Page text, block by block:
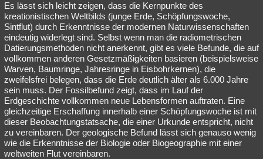
Es lässt sich leicht zeigen, dass die Kernpunkte des
kreationistischen Weltbilds (junge Erde, Schöpfungswoche,
Sintflut) durch Erkenntnisse der modernen Naturwissenschaften
eindeutig widerlegt sind. Selbst wenn man die radiometrischen
Datierungsmethoden nicht anerkennt, gibt es viele Befunde, die auf
vollkommen anderen Gesetzmäßigkeiten basieren (beispielsweise
Warven, Baumringe, Jahresringe in Eisbohrkernen), die
zweifelsfrei belegen, dass die Erde deutlich älter als 6.000 Jahre
sein muss. Der Fossilbefund zeigt, dass im Lauf der
Erdgeschichte vollkommen neue Lebensformen auftraten. Eine
gleichzeitige Erschaffung innerhalb einer Schöpfungswoche ist mit
dieser Beobachtungstatsache, die einer Urkunde entspricht, nicht
zu vereinbaren. Der geologische Befund lässt sich genauso wenig
wie die Erkenntnisse der Biologie oder Biogeographie mit einer
weltweiten Flut vereinbaren.